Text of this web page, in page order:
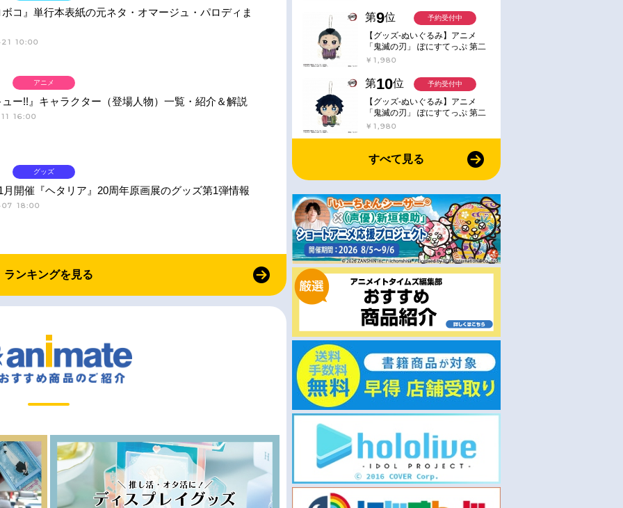
コ』単行本表紙の元ネタ・オマージュ・パロディま
10:00
ー!!』キャラクター（登場人物）一覧・紹介＆解説
16:00
アニメ
月開催『ヘタリア』20周年原画展のグッズ第1弾情報
18:00
グッズ
ランキングを見る
第9位
【グッズ-ぬいぐるみ】アニメ
「鬼滅の刃」 ぽにすてっぷ 第二
弾 不死川 玄弥
￥1,980
予約受付中
第10位
【グッズ-ぬいぐるみ】アニメ
「鬼滅の刃」 ぽにすてっぷ 第二
弾 冨岡 義勇
￥1,980
予約受付中
すべて見る